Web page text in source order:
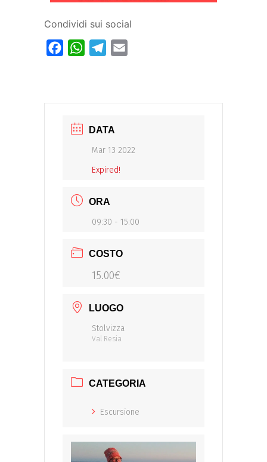
Condividi sui social
FacebookWhatsAppTelegram
DATA
Mar 13 2022
Expired!
ORA
09:30 - 15:00
COSTO
15.00€
LUOGO
Stolvizza
Val Resia
CATEGORIA
Escursione